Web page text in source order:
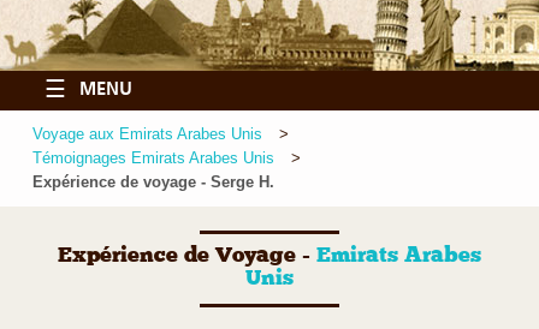
☰ MENU
Voyage aux Emirats Arabes Unis
Témoignages Emirats Arabes Unis
Expérience de voyage - Serge H.
Expérience de Voyage - Emirats Arabes
Unis